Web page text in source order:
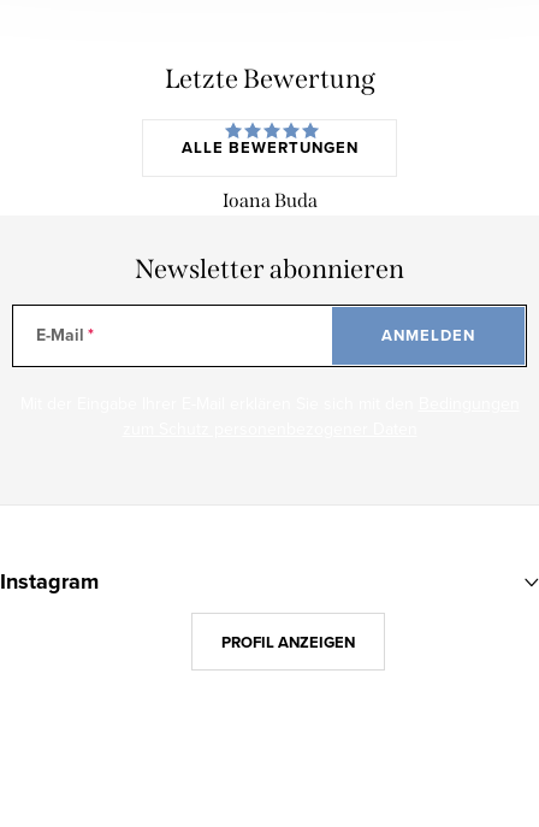
Letzte Bewertung
ALLE BEWERTUNGEN
Ioana Buda
Newsletter abonnieren
E-Mail ANMELDEN
uInstagram
PROFIL ANZEIGEN